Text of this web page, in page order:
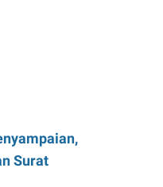
Surat